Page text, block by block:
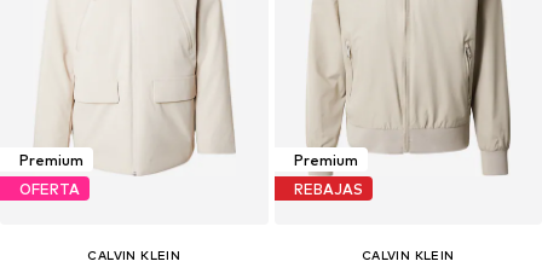
Premium
OFERTA
CALVIN KLEIN
Premium
REBAJAS
CALVIN KLEIN